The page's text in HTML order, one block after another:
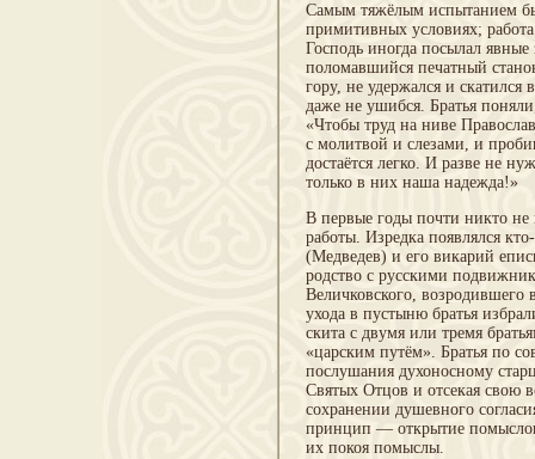
Самым тяжёлым испытанием
примитивных условиях;
Господь иногда посылал
поломавшийся печатный
гору, не удержался и
даже не ушибся. Братья
«Чтобы труд на ниве
с молитвой и слезами, и
достаётся легко. И разве не
только в них наша надежда!»
В первые годы почти никто
работы. Изредка появлялся
(Медведев) и его викарий
родство с русскими
Величковского,
ухода в пустыню братья
скита с двумя или тремя
«царским путём». Братья по
послушания духоносному
Святых Отцов и отсекая свою
сохранении душевного
принцип — открытие
их покоя помыслы.